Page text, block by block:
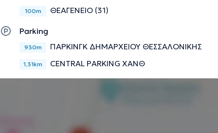
100m ΘΕΑΓΕΝΕΙΟ (31)
Parking
930m ΠΑΡΚΙΝΓΚ ΔΗΜΑΡΧΕΙΟΥ ΘΕΣΣΑΛΟΝΙΚΗΣ
1,31km CENTRAL PARKING ΧΑΝΘ